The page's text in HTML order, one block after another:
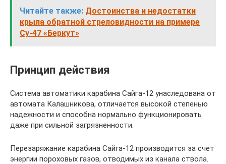
Читайте также: Достоинства и недостатки
крыла обратной стреловидности на примере
Су-47 «Беркут»
Принцип действия
Система автоматики карабина Сайга-12 унаследована от
автомата Калашникова, отличается высокой степенью
надежности и способна нормально функционировать
даже при сильной загрязненности.
Перезаряжание карабина Сайга-12 производится за счет
энергии пороховых газов, отводимых из канала ствола.